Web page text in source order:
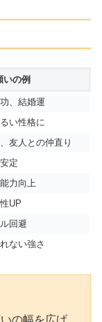
いの例
、結婚運
い性格に
友人との仲直り
定
力向上
UP
回避
ない強さ
の幅を広げ